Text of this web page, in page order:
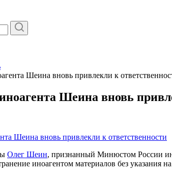
Шеина вновь привлекли к
Шеина вновь
Олег Шеин, признанный Минюстом России
иноагентом материалов без указания